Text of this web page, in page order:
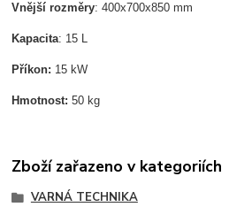
Vnější rozměry: 400x700x850 mm
Kapacita: 15 L
Příkon: 15 kW
Hmotnost:50 kg
Zboží zařazeno v kategoriích
VARNÁ TECHNIKA